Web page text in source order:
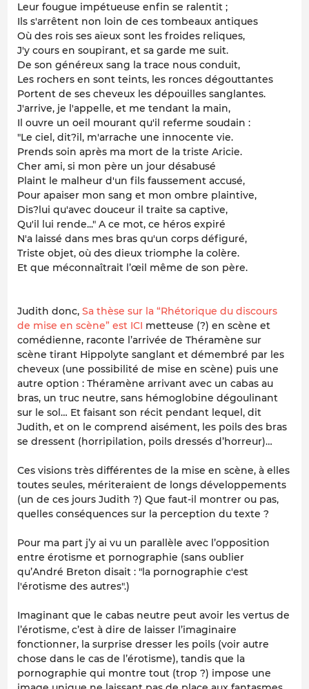
Leur fougue impétueuse enfin se ralentit ;
Ils s'arrêtent non loin de ces tombeaux antiques
Où des rois ses aïeux sont les froides reliques,
J'y cours en soupirant, et sa garde me suit.
De son généreux sang la trace nous conduit,
Les rochers en sont teints, les ronces dégouttantes
Portent de ses cheveux les dépouilles sanglantes.
J'arrive, je l'appelle, et me tendant la main,
Il ouvre un oeil mourant qu'il referme soudain :
"Le ciel, dit?il, m'arrache une innocente vie.
Prends soin après ma mort de la triste Aricie.
Cher ami, si mon père un jour désabusé
Plaint le malheur d'un fils faussement accusé,
Pour apaiser mon sang et mon ombre plaintive,
Dis?lui qu'avec douceur il traite sa captive,
Qu'il lui rende..." A ce mot, ce héros expiré
N'a laissé dans mes bras qu'un corps défiguré,
Triste objet, où des dieux triomphe la colère.
Et que méconnaîtrait l’œil même de son père.
Judith donc, Sa thèse sur la “Rhétorique du discours
de mise en scène” est ICI metteuse (?) en scène et
comédienne, raconte l’arrivée de Théramène sur
scène tirant Hippolyte sanglant et démembré par les
cheveux (une possibilité de mise en scène) puis une
autre option : Théramène arrivant avec un cabas au
bras, un truc neutre, sans hémoglobine dégoulinant
sur le sol… Et faisant son récit pendant lequel, dit
Judith, et on le comprend aisément, les poils des bras
se dressent (horripilation, poils dressés d’horreur)…
Ces visions très différentes de la mise en scène, à elles
toutes seules, mériteraient de longs développements
(un de ces jours Judith ?) Que faut-il montrer ou pas,
quelles conséquences sur la perception du texte ?
Pour ma part j’y ai vu un parallèle avec l’opposition
entre érotisme et pornographie (sans oublier
qu’André Breton disait : "la pornographie c'est
l'érotisme des autres".)
Imaginant que le cabas neutre peut avoir les vertus de
l’érotisme, c’est à dire de laisser l’imaginaire
fonctionner, la surprise dresser les poils (voir autre
chose dans le cas de l’érotisme), tandis que la
pornographie qui montre tout (trop ?) impose une